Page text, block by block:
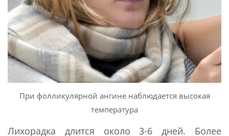
При фолликулярной ангине наблюдается высокая
температура
Лихорадка длится около 3-6 дней. Более